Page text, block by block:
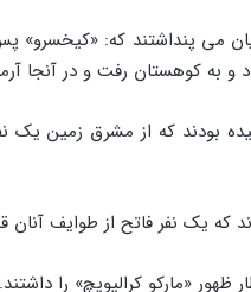
مى پنداشتند که: «کیخسرو»
و به کوهستان رفت و در آنجا
بودند که از مشرق زمین یک